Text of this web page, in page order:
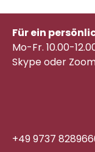
Für ein
Mo-Fr. 10.00-
Skype oder
+49 9737